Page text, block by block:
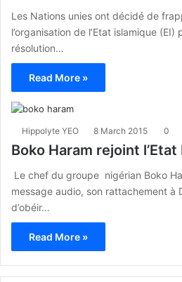
Les Nations unies ont décidé de
l’organisation de l’Etat islamique (EI)
résolution…
Read More »
Hippolyte YEO 8 March 2015 0
Boko Haram rejoint
Le chef du groupe nigérian Boko
message audio, son rattachement à
d’obéir…
Read More »